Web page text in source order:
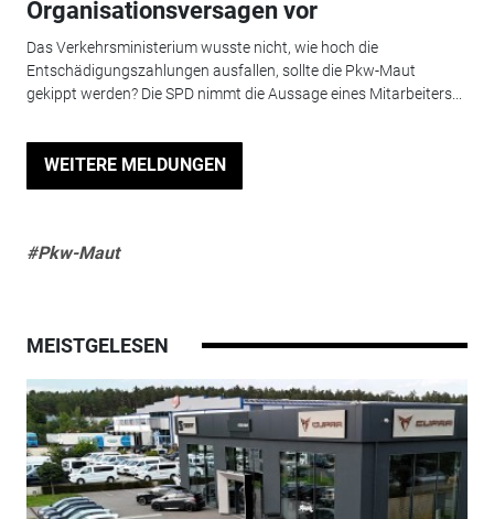
Organisationsversagen vor
Das Verkehrsministerium wusste nicht, wie hoch die
Entschädigungszahlungen ausfallen, sollte die Pkw-Maut
gekippt werden? Die SPD nimmt die Aussage eines Mitarbeiters...
WEITERE MELDUNGEN
#Pkw-Maut
MEISTGELESEN